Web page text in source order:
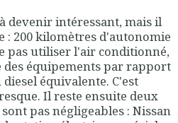
devenir intéressant, mais il
: 200 kilomètres d'autonomie
pas utiliser l'air conditionné,
des équipements par rapport
équivalente. C'est
Il reste ensuite deux
pas négligeables : Nissan